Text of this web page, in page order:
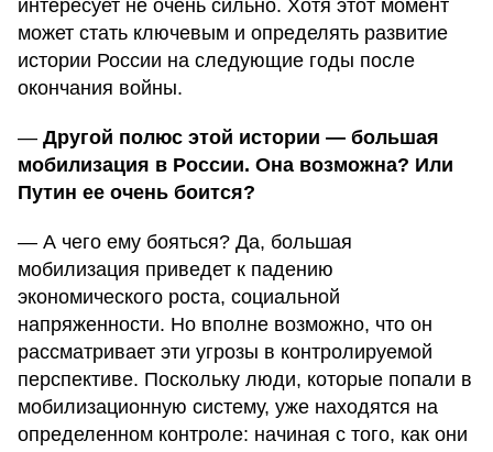
интересует не очень сильно. Хотя этот момент
может стать ключевым и определять развитие
истории России на следующие годы после
окончания войны.
— Другой полюс этой истории — большая
мобилизация в России. Она возможна? Или
Путин ее очень боится?
— А чего ему бояться? Да, большая
мобилизация приведет к падению
экономического роста, социальной
напряженности. Но вполне возможно, что он
рассматривает эти угрозы в контролируемой
перспективе. Поскольку люди, которые попали в
мобилизационную систему, уже находятся на
определенном контроле: начиная с того, как они